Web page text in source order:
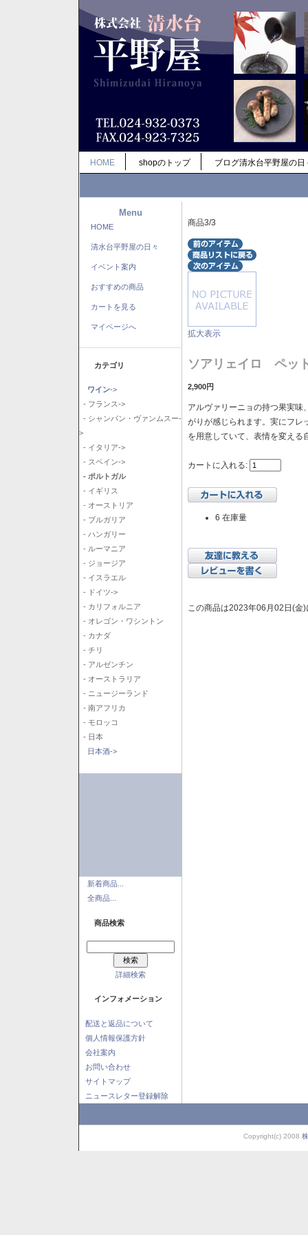
HOME shopのトップ ブログ清水台平野屋の日
Menu
HOME
清水台平野屋の日々
イベント案内
おすすめの商品
カートを見る
マイページへ
カテゴリ
ワイン->
- フランス->
- シャンパン・ヴァンムスー-
>
- イタリア->
- スペイン->
- ポルトガル
- イギリス
- オーストリア
- ブルガリア
- ハンガリー
- ルーマニア
- ジョージア
- イスラエル
- ドイツ->
- カリフォルニア
- オレゴン・ワシントン
- カナダ
- チリ
- アルゼンチン
- オーストラリア
- ニュージーランド
- 南アフリカ
- モロッコ
- 日本
日本酒->
新着商品...
全商品...
商品検索
詳細検索
インフォメーション
配送と返品について
個人情報保護方針
会社案内
お問い合わせ
サイトマップ
ニュースレター登録解除
商品3/3
拡大表示
ソアリェイロ ペッ
2,900円
アルヴァリーニョの持つ果実味
がりが感じられます。実にフレ
を用意していて、表情を変える
カートに入れる:
6 在庫量
この商品は2023年06月02日(金
Copyright(c) 2008